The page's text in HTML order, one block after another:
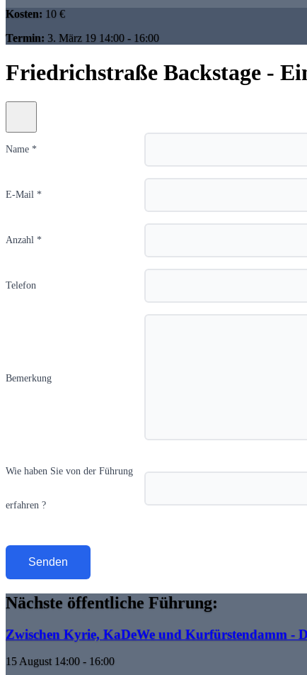
Kosten: 10 €
Termin: 3. März 19 14:00 - 16:00
Friedrichstraße Backstage -
Name *
E-Mail *
Anzahl *
Telefon
Bemerkung
Wie haben Sie von der Führung
erfahren ?
Nächste öffentliche Führung:
Zwischen Kyrie, KaDeWe und Kurfürstendamm -
Event time:
15 August 14:00 - 16:00